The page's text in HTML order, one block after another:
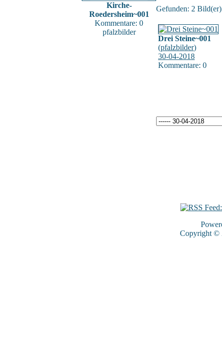
Kirche-
Roedersheim~001
Kommentare: 0
pfalzbilder
Gefunden: 2
Drei Steine~001
(pfalzbilder)
30-04-2018
Kommentare: 0
Copyright ©